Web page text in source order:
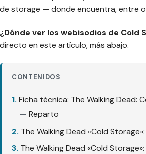
de storage — donde encuentra, entre
¿Dónde ver los webisodios de Cold
directo en este artículo, más abajo.
CONTENIDOS
Ficha técnica: The Walking Dead:
Reparto
The Walking Dead «Cold
The Walking Dead «Cold